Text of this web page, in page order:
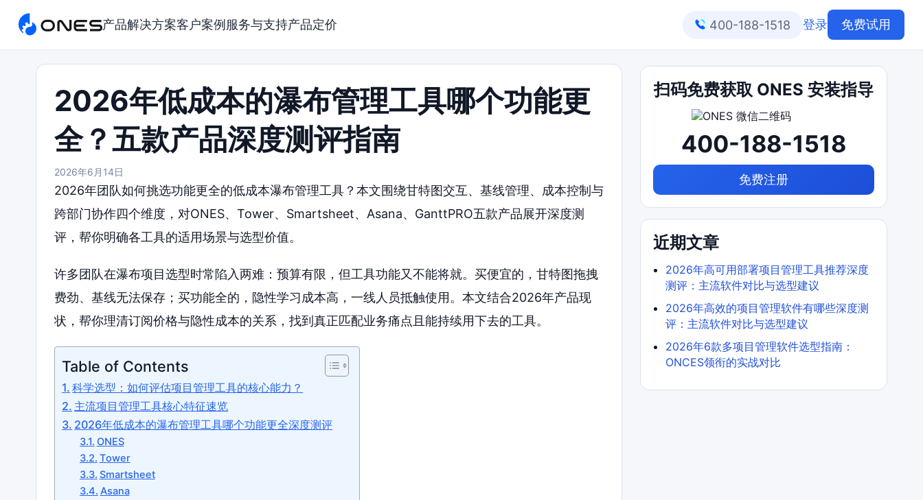
产品解决方案客户案例 服务与支持产品定价 400-188-1518 登录 免费试用
2026年低成本的瀑布管理工具哪个功能更
全？五款产品深度测评指南
2026年6月14日
2026年团队如何挑选功能更全的低成本瀑布管理工具？本文围绕甘特图交互、基线管理、成本控制与
跨部门协作四个维度，对ONES、Tower、Smartsheet、Asana、GanttPRO五款产品展开深度测
评，帮你明确各工具的适用场景与选型价值。
许多团队在瀑布项目选型时常陷入两难：预算有限，但工具功能又不能将就。买便宜的，甘特图拖拽
费劲、基线无法保存；买功能全的，隐性学习成本高，一线人员抵触使用。本文结合2026年产品现
状，帮你理清订阅价格与隐性成本的关系，找到真正匹配业务痛点且能持续用下去的工具。
Table of Contents
科学选型：如何评估项目管理工具的核心能力？
主流项目管理工具核心特征速览
2026年低成本的瀑布管理工具哪个功能更全深度测评
ONES
Tower
Smartsheet
Asana
扫码免费获取 ONES 安装指导
400-188-1518
免费注册
近期文章
2026年高可用部署项目管理工具推荐深度
测评：主流软件对比与选型建议
2026年高效的项目管理软件有哪些深度测
评：主流软件对比与选型建议
2026年6款多项目管理软件选型指南：
ONCES领衔的实战对比